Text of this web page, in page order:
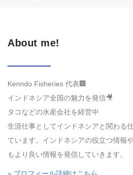
About me!
Kenndo Fisheries 代表🏢
インドネシア全国の魅力を発信🎥
タコなどの水産会社を経営中
生涯仕事としてインドネシアと関わる
ています。インドネシアの役立つ情報
もより良い情報を発信していきます。
» プロフィール詳細はこちら